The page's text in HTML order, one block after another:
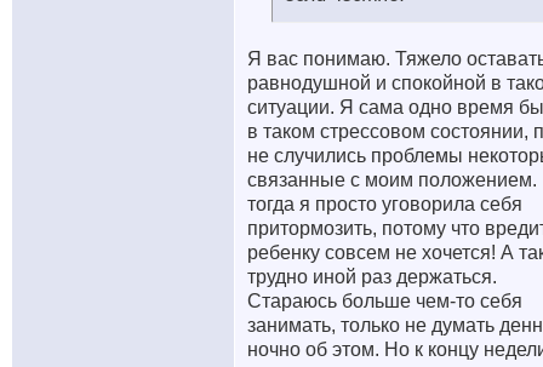
Я вас понимаю. Тяжело
равнодушной и спокойной в
ситуации. Я сама одно время
в таком стрессовом состоянии,
не случились проблемы
связанные с моим положением.
тогда я просто уговорила себя
притормозить, потому что
ребенку совсем не хочется! А
трудно иной раз держаться.
Стараюсь больше чем-то себя
занимать, только не думать
ночно об этом. Но к концу